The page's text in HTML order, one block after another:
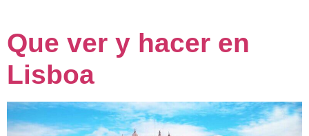
Que ver y hacer en
Lisboa